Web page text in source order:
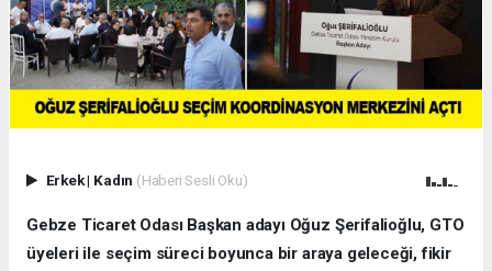
Erkek| Kadın (Haberi Sesli Oku)
Gebze Ticaret Odası Başkan adayı Oğuz Şerifalioğlu, GTO
üyeleri ile seçim süreci boyunca bir araya geleceği, fikir